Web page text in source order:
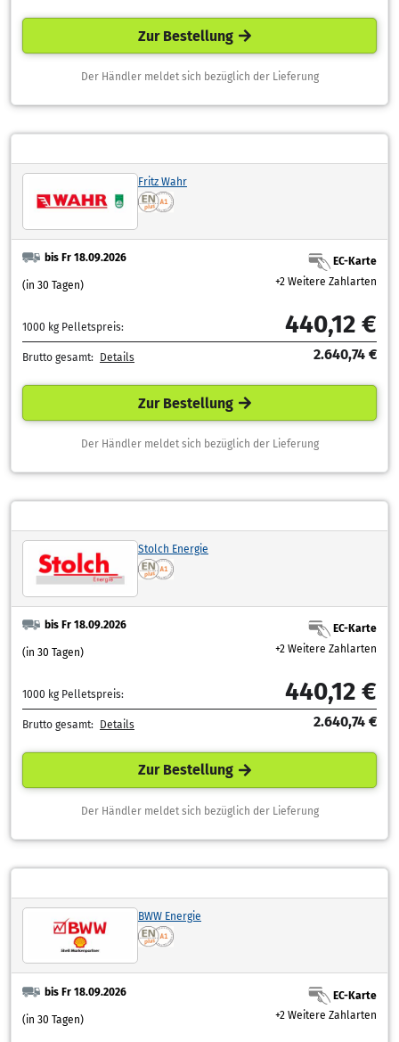
Zur Bestellung
Der Händler meldet sich bezüglich der Lieferung
Fritz Wahr
bis Fr 18.09.2026
(in 30 Tagen)
EC-Karte
+2 Weitere Zahlarten
1000 kg Pelletspreis: 440,12 €
Brutto gesamt: Details 2.640,74 €
Zur Bestellung
Der Händler meldet sich bezüglich der Lieferung
Stolch Energie
bis Fr 18.09.2026
(in 30 Tagen)
EC-Karte
+2 Weitere Zahlarten
1000 kg Pelletspreis: 440,12 €
Brutto gesamt: Details 2.640,74 €
Zur Bestellung
Der Händler meldet sich bezüglich der Lieferung
BWW Energie
bis Fr 18.09.2026
(in 30 Tagen)
EC-Karte
+2 Weitere Zahlarten